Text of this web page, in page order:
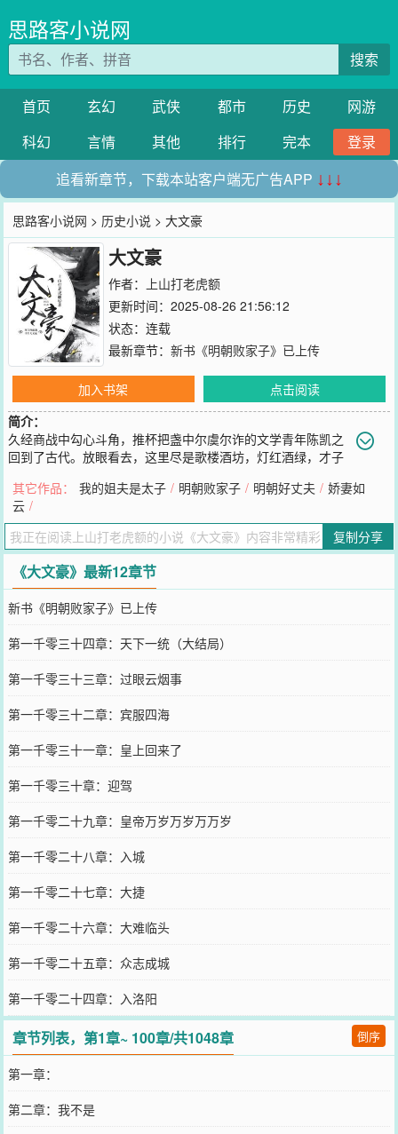
思路客小说网
搜索
首页 玄幻 武侠 都市 历史
网游
科幻
言情 其他 排行 完本
登录
追看新章节，下载本站客户端无广告APP ↓↓↓
思路客小说网 > 历史小说 > 大文豪
大文豪
作者：
上山打老虎额
更新时间：2025-08-26 21:56:12
状态：连载
最新章节： 新书《明朝败家子》已上传
加入书架
点击阅读
简介：
久经商战中勾心斗角，推杯把盏中尔虞尔诈的文学青年陈凯之
回到了古代。放眼看去，这里尽是歌楼酒坊，灯红酒绿，才子
一枚，身份尴尬。且看这寒门少年如何一路逆袭，成就大文豪的精彩
之路。
您要是觉得《大文豪》还不错的话请不要忘记向您QQ群和微博微信里
的朋友推荐哦！
其它作品： 我的姐夫是太子 / 明朝败家子 / 明朝好丈夫 / 娇妻如
云 /
复制分享
《大文豪》最新12章节
新书《明朝败家子》已上传
第一千零三十四章：天下一统（大结局）
第一千零三十三章：过眼云烟事
第一千零三十二章：宾服四海
第一千零三十一章：皇上回来了
第一千零三十章：迎驾
第一千零二十九章：皇帝万岁万岁万万岁
第一千零二十八章：入城
第一千零二十七章：大捷
第一千零二十六章：大难临头
第一千零二十五章：众志成城
第一千零二十四章：入洛阳
章节列表，第1章~ 100章/共1048章 倒序
第一章：
第二章：我不是